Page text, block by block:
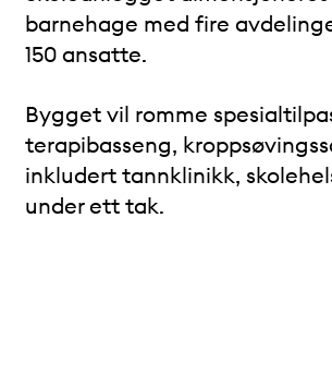
barnehage med fire
150 ansatte.
Bygget vil romme
terapibasseng,
inkludert tannklinikk,
under ett tak.